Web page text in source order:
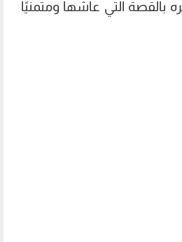
بالقصة التي عاشها ومتمنيًا